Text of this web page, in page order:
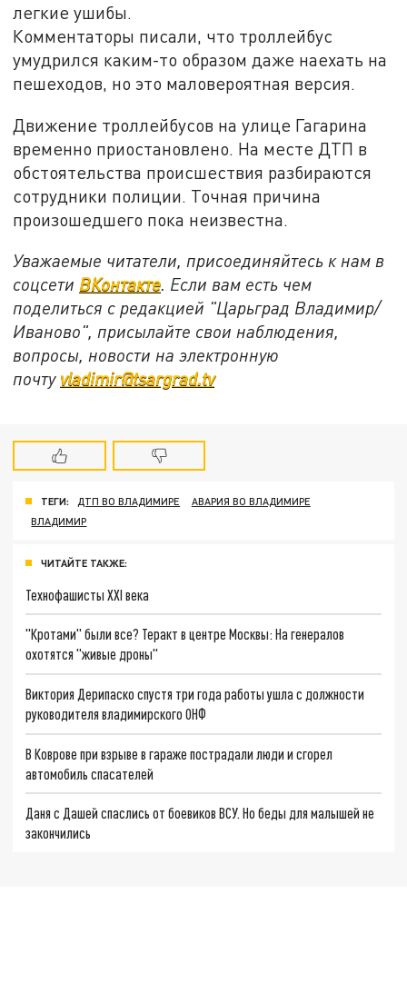
легкие ушибы.
Комментаторы писали, что троллейбус
умудрился каким-то образом даже наехать на
пешеходов, но это маловероятная версия.
Движение троллейбусов на улице Гагарина
временно приостановлено. На месте ДТП в
обстоятельства происшествия разбираются
сотрудники полиции. Точная причина
произошедшего пока неизвестна.
Уважаемые читатели, присоединяйтесь к нам в
соцсети ВКонтакте. Если вам есть чем
поделиться с редакцией "Царьград Владимир/
Иваново", присылайте свои наблюдения,
вопросы, новости на электронную
почту vladimir@tsargrad.tv
ТЕГИ: ДТП ВО ВЛАДИМИРЕ
АВАРИЯ ВО ВЛАДИМИРЕ
ВЛАДИМИР
ЧИТАЙТЕ ТАКЖЕ:
Технофашисты XXI века
"Кротами" были все? Теракт в центре Москвы: На генералов
охотятся "живые дроны"
Виктория Дерипаско спустя три года работы ушла с должности
руководителя владимирского ОНФ
В Коврове при взрыве в гараже пострадали люди и сгорел
автомобиль спасателей
Даня с Дашей спаслись от боевиков ВСУ. Но беды для малышей не
закончились